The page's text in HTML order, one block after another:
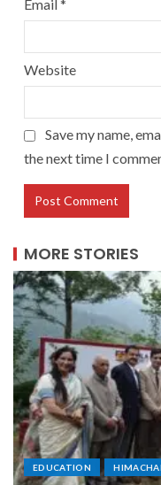
Email*
Website
Save my name,
the next time I
MORE STORIES
EDUCATION